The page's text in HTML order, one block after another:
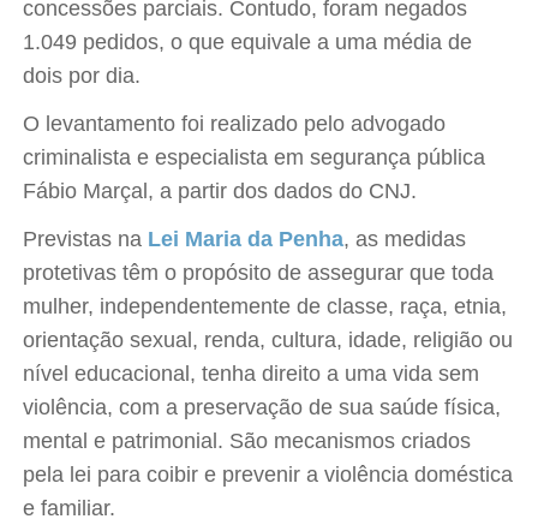
concessões parciais. Contudo, foram negados
1.049 pedidos, o que equivale a uma média de
dois por dia.
O levantamento foi realizado pelo advogado
criminalista e especialista em segurança pública
Fábio Marçal, a partir dos dados do CNJ.
Previstas na Lei Maria da Penha, as medidas
protetivas têm o propósito de assegurar que toda
mulher, independentemente de classe, raça, etnia,
orientação sexual, renda, cultura, idade, religião ou
nível educacional, tenha direito a uma vida sem
violência, com a preservação de sua saúde física,
mental e patrimonial. São mecanismos criados
pela lei para coibir e prevenir a violência doméstica
e familiar.